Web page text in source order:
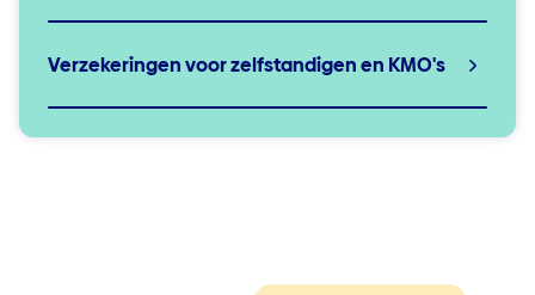
Verzekeringen voor zelfstandigen en KMO's